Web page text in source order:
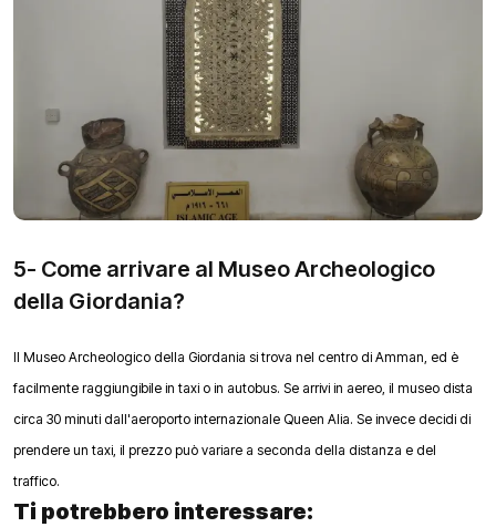
5- Come arrivare al Museo Archeologico
della Giordania?
Il Museo Archeologico della Giordania si trova nel centro di Amman, ed è
facilmente raggiungibile in taxi o in autobus. Se arrivi in aereo, il museo dista
circa 30 minuti dall'aeroporto internazionale Queen Alia. Se invece decidi di
prendere un taxi, il prezzo può variare a seconda della distanza e del
traffico.
Ti potrebbero interessare: